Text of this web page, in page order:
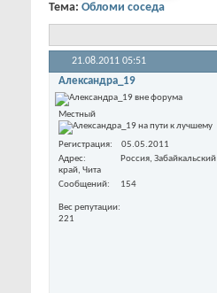
Тема: Обломи соседа
21.08.2011 05:51
Александра_19
Местный
Регистрация
05.05.2011
Адрес
Россия, Забайкальский
край, Чита
Сообщений
154
Вес репутации
221